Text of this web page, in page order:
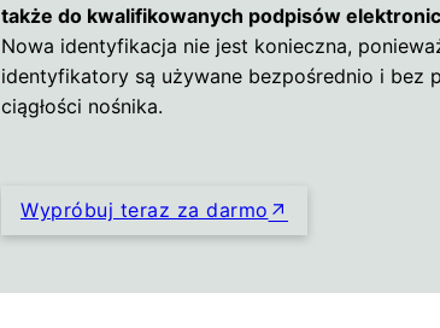
także do kwalifikowanych podpisów
Nowa identyfikacja nie jest konieczna,
identyfikatory są używane bezpośrednio i bez
ciągłości nośnika.
Wypróbuj teraz za darmo